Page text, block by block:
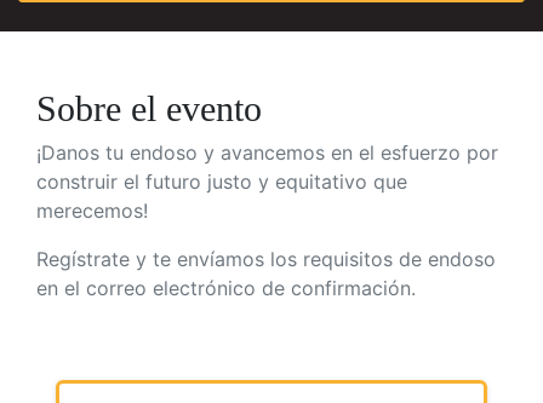
Sobre el evento
¡Danos tu endoso y avancemos en el esfuerzo por
construir el futuro justo y equitativo que
merecemos!
Regístrate y te envíamos los requisitos de endoso
en el correo electrónico de confirmación.